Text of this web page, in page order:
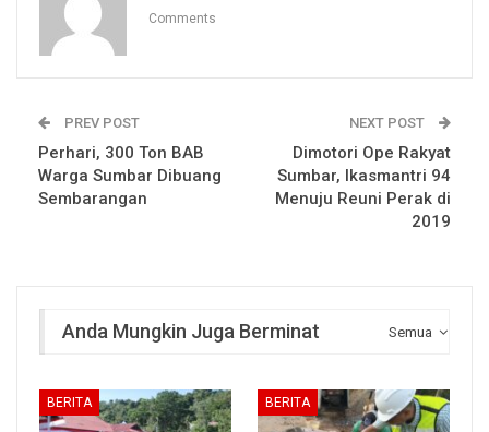
Comments
PREV POST
Perhari, 300 Ton BAB
Warga Sumbar Dibuang
Sembarangan
NEXT POST
Dimotori Ope Rakyat
Sumbar, Ikasmantri 94
Menuju Reuni Perak di
2019
Semua
Anda Mungkin Juga Berminat
BERITA BERITA